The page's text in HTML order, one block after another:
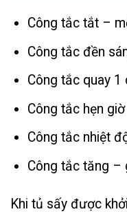
Công tắc tắt –
Công tắc đền
Công tắc quay 1
Công tắc hẹn giờ
Công tắc nhiệt
Công tắc tăng –
Khi tủ sấy được